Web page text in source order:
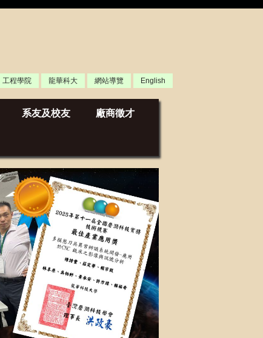
工程學院 龍華科大 網站導覽 English
系友及校友 廠商徵才